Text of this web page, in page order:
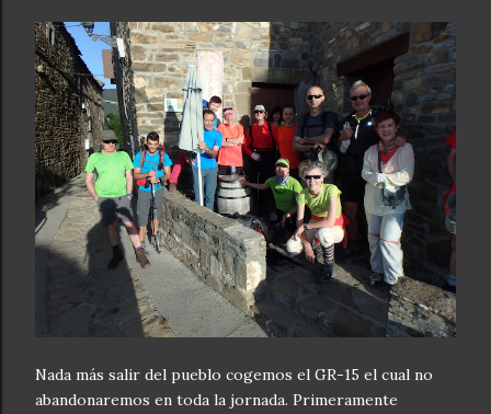
Nada más salir del pueblo cogemos el GR-15 el cual no
abandonaremos en toda la jornada. Primeramente